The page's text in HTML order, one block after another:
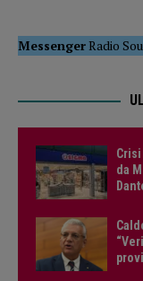
MessengerRadio
da